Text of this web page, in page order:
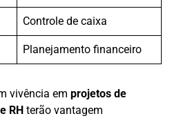
Controle de caixa
Planejamento financeiro
vivência em projetos de
RH terão vantagem